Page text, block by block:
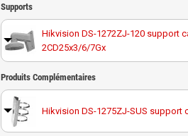
Supports
Hikvision DS-1272ZJ-120 support
2CD25x3/6/7Gx
Hikvision DS-1272ZJ-120B support
caméra DS-2CD2xx6/7G2
Produits Complémentaires
Hikvision DS-1275ZJ-SUS support